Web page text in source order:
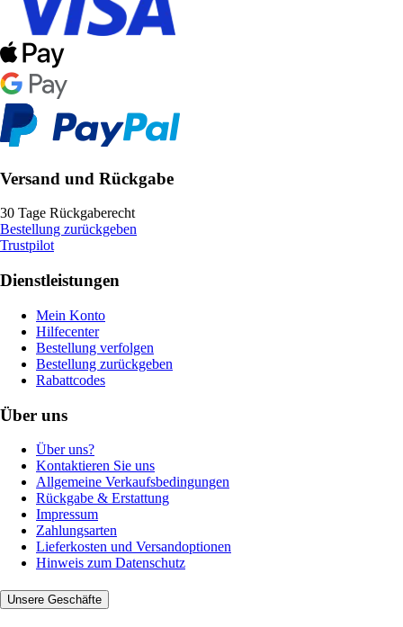
Versand und Rückgabe
30 Tage Rückgaberecht
Bestellung zurückgeben
Trustpilot
Dienstleistungen
Mein Konto
Hilfecenter
Bestellung verfolgen
Bestellung zurückgeben
Rabattcodes
Über uns
Über uns?
Kontaktieren Sie uns
Allgemeine Verkaufsbedingungen
Rückgabe & Erstattung
Impressum
Zahlungsarten
Lieferkosten und Versandoptionen
Hinweis zum Datenschutz
Unsere Geschäfte